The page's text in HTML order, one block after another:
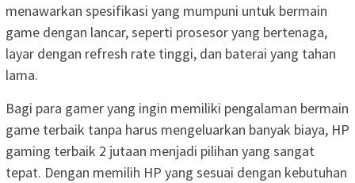
menawarkan spesifikasi yang mumpuni untuk bermain
game dengan lancar, seperti prosesor yang bertenaga,
layar dengan refresh rate tinggi, dan baterai yang tahan
lama.
Bagi para gamer yang ingin memiliki pengalaman bermain
game terbaik tanpa harus mengeluarkan banyak biaya, HP
gaming terbaik 2 jutaan menjadi pilihan yang sangat
tepat. Dengan memilih HP yang sesuai dengan kebutuhan